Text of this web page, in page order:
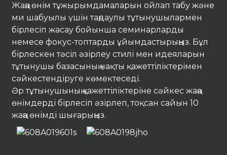
Жаңа өнім тұжырымдамаларын ойлап табу және
ми шабуылы үшін таңдаулы тұтынушылармен
бірлесіп жасау бойынша семинарларды
немесе фокус-топтарды ұйымдастырыңыз. Бұл
бірлескен тәсіл әзірлеу стилі мен идеяларын
тұтынушы базасының нақты қажеттіліктерімен
сәйкестендіруге көмектеседі.
Әр тұтынушының қажеттіліктеріне сәйкес жаңа
өнімдерді бірлесіп әзірлеп, тоқсан сайын 10
жаңа өнімді шығарыңыз.